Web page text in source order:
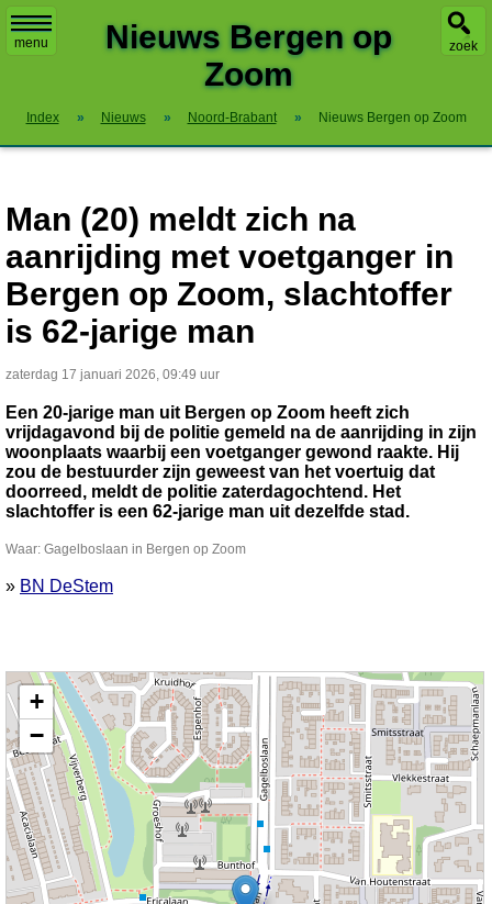
menu zoek
Nieuws Bergen op
Zoom
Index » Nieuws » Noord-Brabant » Nieuws Bergen op Zoom
Man (20) meldt zich na
aanrijding met voetganger in
Bergen op Zoom, slachtoffer
is 62-jarige man
zaterdag 17 januari 2026, 09:49 uur
Een 20-jarige man uit Bergen op Zoom heeft zich
vrijdagavond bij de politie gemeld na de aanrijding in zijn
woonplaats waarbij een voetganger gewond raakte. Hij
zou de bestuurder zijn geweest van het voertuig dat
doorreed, meldt de politie zaterdagochtend. Het
slachtoffer is een 62-jarige man uit dezelfde stad.
Waar: Gagelboslaan in Bergen op Zoom
» BN DeStem
Kaart nieuws Bergen op Zoom. Locatie nieuws: 51.49390 / 4.31038
Gagelboslaan
+
−